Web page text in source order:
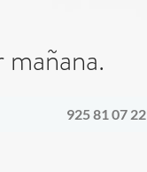
925 81 07 22